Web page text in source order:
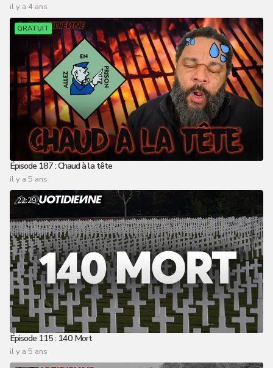
il y a 4 ans
GRATUIT
Épisode 187 : Chaud à la tête
il y a 5 ans
22:29
Épisode 115 : 140 Mort
il y a 5 ans